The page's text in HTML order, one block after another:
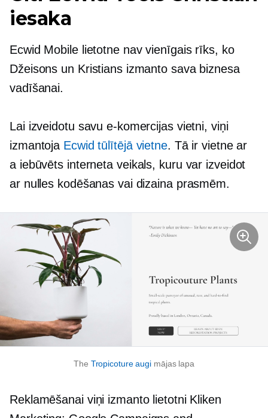
iesaka
Ecwid Mobile lietotne nav vienīgais rīks, ko
Džeisons un Kristians izmanto sava biznesa
vadīšanai.
Lai izveidotu savu e-komercijas vietni, viņi
izmantoja Ecwid tūlītējā vietne. Tā ir vietne ar
a iebūvēts interneta veikals, kuru var izveidot
ar nulles kodēšanas vai dizaina prasmēm.
The Tropicoture augi mājas lapa
Reklamēšanai viņi izmanto lietotni Kliken